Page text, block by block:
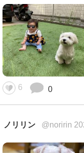
6 0
ノリリン @noririn